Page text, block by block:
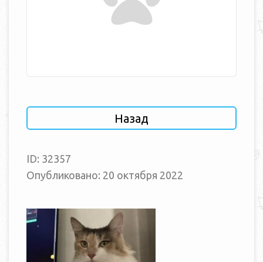
Назад
ID: 32357
Опубликовано: 20 октября 2022